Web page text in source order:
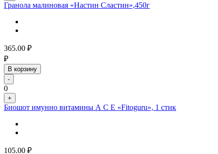
Гранола малиновая «Настин Сластин»,450г
365.00 ₽
₽
В корзину
-
0
+
Биошот имунно витамины А С Е «Fitoguru», 1 стик
105.00 ₽